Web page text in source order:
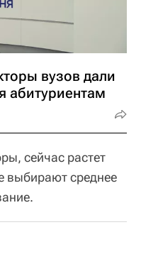
вузов дали
сейчас растет
выбирают среднее